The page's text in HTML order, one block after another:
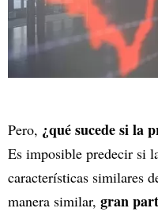
Pero, ¿qué sucede si la
Es imposible predecir si
características similares
manera similar, gran